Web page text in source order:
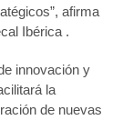
afirma
Ibérica .
innovación y
la
de nuevas